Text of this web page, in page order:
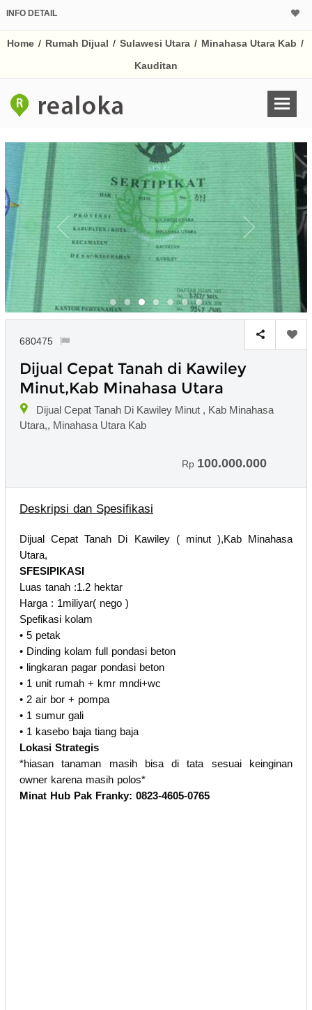
INFO DETAIL
Home / Rumah Dijual / Sulawesi Utara / Minahasa Utara Kab /
Kauditan
680475
Dijual Cepat Tanah di Kawiley
Minut,Kab Minahasa Utara
Dijual Cepat Tanah Di Kawiley Minut , Kab Minahasa
Utara,, Minahasa Utara Kab
Rp 100.000.000
Deskripsi dan Spesifikasi
Dijual Cepat Tanah Di Kawiley ( minut ),Kab Minahasa
Utara,
SFESIPIKASI
Luas tanah :1.2 hektar
Harga : 1miliyar( nego )
Spefikasi kolam
• 5 petak
• Dinding kolam full pondasi beton
• lingkaran pagar pondasi beton
• 1 unit rumah + kmr mndi+wc
• 2 air bor + pompa
• 1 sumur gali
• 1 kasebo baja tiang baja
Lokasi Strategis
*hiasan tanaman masih bisa di tata sesuai keinginan
owner karena masih polos*
Minat Hub Pak Franky: 0823-4605-0765
Harga Rp
% /th
Untuk hasil simulasi
pada kotak-
Simpan